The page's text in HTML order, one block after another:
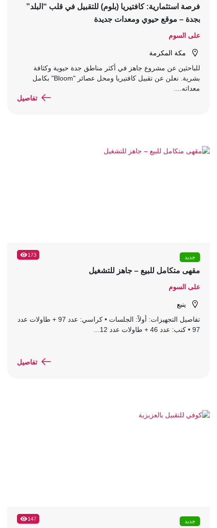
فرصة استثمارية: كافتيريا (بلوم) للتقبيل في قلب “البلد”
بجدة – موقع حيوي ومعدات جديدة
على السوم
مكة المكرمة
للباحثين عن مشروع جاهز في أكثر مناطق جدة حيوية وكثافة
بشرية. نعلن عن تقبيل كافتيريا ومحل عصائر "Bloom" بكامل
معداته....
تفاصيل
173 جديد
مقهى متكامل للبيع – جاهز للتشغيل
على السوم
ينبع
تفاصيل التجهيزات: أولاً: الجلسات • كراسي: عدد 97 + طاولات عدد
97 • كنب: عدد 46 + طاولات عدد 12...
تفاصيل
147 جديد